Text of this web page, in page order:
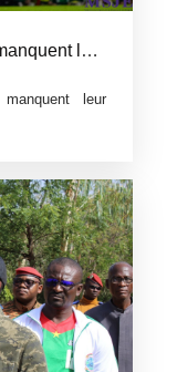
CAN Maroc 2025 : les Étalons manquent leur deuxième sortie
leur